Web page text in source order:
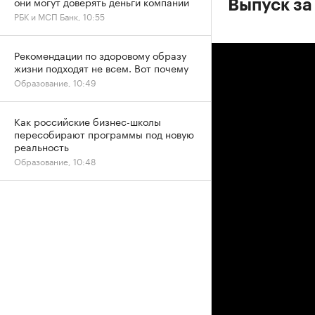
Выпуск
РБК и МСП Банк, 10:55
Рекомендации по здоровому образу
жизни подходят не всем. Вот почему
Образование, 10:49
Как российские бизнес-школы
пересобирают программы под новую
реальность
Образование, 10:48